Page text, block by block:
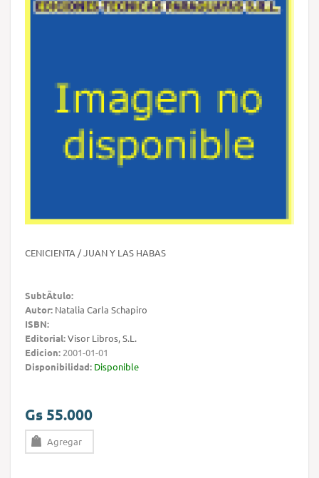
CENICIENTA / JUAN Y LAS HABAS
SubtÃ­tulo:
Autor: Natalia Carla Schapiro
ISBN:
Editorial:Visor Libros, S.L.
Edicion: 2001-01-01
Disponibilidad: Disponible
Gs 55.000
Agregar